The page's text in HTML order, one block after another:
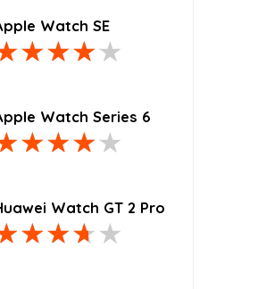
Watch SE
Watch Series 6
Watch GT 2 Pro